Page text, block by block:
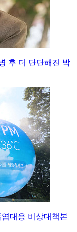
후 더 단단해진 박
대응 비상대책본